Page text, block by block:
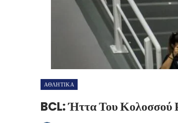
ΑΘΛΗΤΙΚΑ
BCL: Ήττα Του Κολοσσού